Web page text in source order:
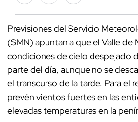
Previsiones del Servicio
(SMN) apuntan a que el Valle de
condiciones de cielo despejado
parte del día, aunque no se
el transcurso de la tarde. Para el
prevén vientos fuertes en las
elevadas temperaturas en la